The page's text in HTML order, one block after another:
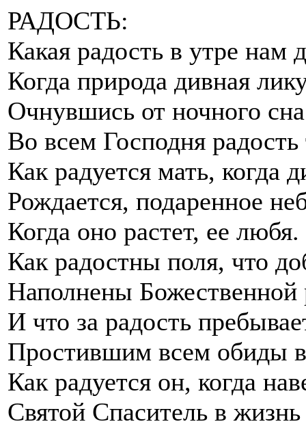
РАДОСТЬ:
Какая радость в утре нам
Когда природа дивная
Очнувшись от ночного
Во всем Господня радость
Как радуется мать, когда
Рождается, подаренное
Когда оно растет, ее любя.
Как радостны поля, что
Наполнены Божественной
И что за радость
Простившим всем обиды
Как радуется он, когда
Святой Спаситель в жизнь